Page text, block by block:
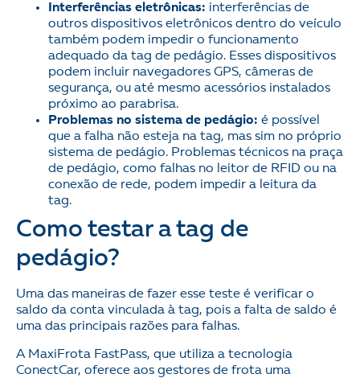
Interferências eletrônicas: interferências de
outros dispositivos eletrônicos dentro do veículo
também podem impedir o funcionamento
adequado da tag de pedágio. Esses dispositivos
podem incluir navegadores GPS, câmeras de
segurança, ou até mesmo acessórios instalados
próximo ao parabrisa.
Problemas no sistema de pedágio: é possível
que a falha não esteja na tag, mas sim no próprio
sistema de pedágio. Problemas técnicos na praça
de pedágio, como falhas no leitor de RFID ou na
conexão de rede, podem impedir a leitura da
tag.
Como testar a tag de
pedágio?
Uma das maneiras de fazer esse teste é verificar o
saldo da conta vinculada à tag, pois a falta de saldo é
uma das principais razões para falhas.
A MaxiFrota FastPass, que utiliza a tecnologia
ConectCar, oferece aos gestores de frota uma